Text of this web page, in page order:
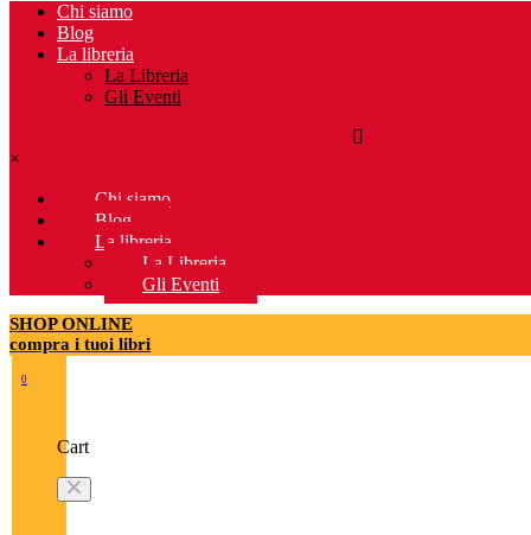
Chi siamo
Blog
La libreria
La Libreria
Gli Eventi
×
Chi siamo
Blog
La libreria
La Libreria
Gli Eventi
SHOP ONLINE
compra i tuoi libri
0
Cart